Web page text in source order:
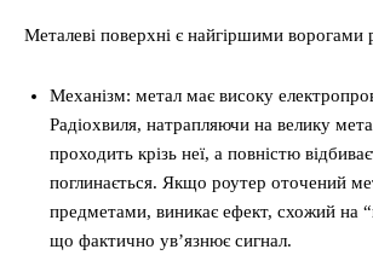
Металеві поверхні є найгіршими ворогами
Механізм: метал має високу
Радіохвиля, натрапляючи на велику
проходить крізь неї, а повністю
поглинається. Якщо роутер оточений
предметами, виникає ефект, схожий на
що фактично ув’язнює сигнал.